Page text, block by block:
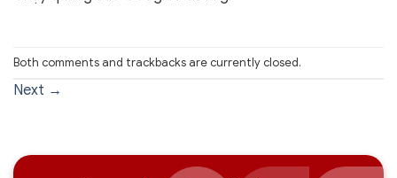
Both comments and trackbacks are currently closed.
Next →